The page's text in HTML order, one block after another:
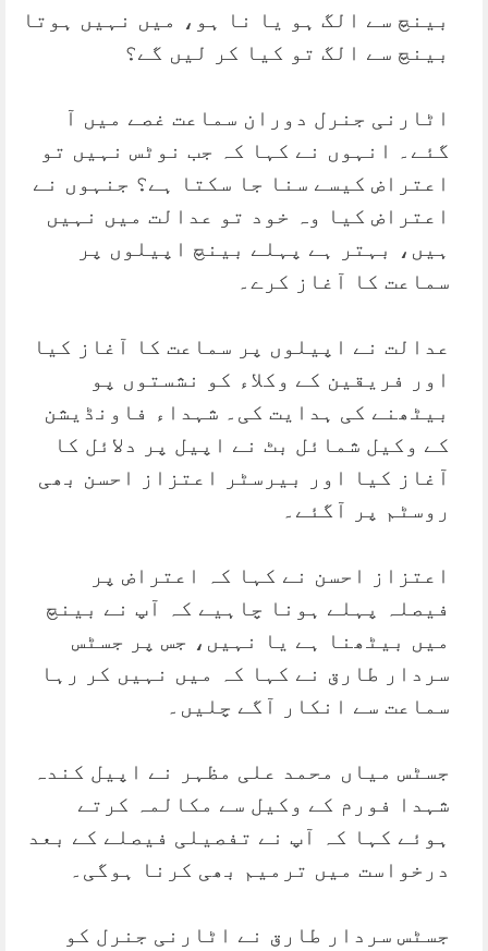
بینچ سے الگ ہو یا نا ہو، میں نہیں ہوتا
بینچ سے الگ تو کیا کر لیں گے؟
اٹارنی جنرل دوران سماعت غصے میں آ
گئے۔ انہوں نے کہا کہ جب نوٹس نہیں تو
اعتراض کیسے سنا جا سکتا ہے؟ جنہوں نے
اعتراض کیا وہ خود تو عدالت میں نہیں
ہیں، بہتر ہے پہلے بینچ اپیلوں پر
سماعت کا آغاز کرے۔
عدالت نے اپیلوں پر سماعت کا آغاز کیا
اور فریقین کے وکلاء کو نشستوں پو
بیٹھنے کی ہدایت کی۔ شہداء فاونڈیشن
کے وکیل شمائل بٹ نے اپیل پر دلائل کا
آغاز کیا اور بیرسٹر اعتزاز احسن بھی
روسٹم پر آگئے۔
اعتزاز احسن نے کہا کہ اعتراض پر
فیصلہ پہلے ہونا چاہیے کہ آپ نے بینچ
میں بیٹھنا ہے یا نہیں، جس پر جسٹس
سردار طارق نے کہا کہ میں نہیں کر رہا
سماعت سے انکار آگے چلیں۔
جسٹس میاں محمد علی مظہر نے اپیل کندہ
شہدا فورم کے وکیل سے مکالمہ کرتے
ہوئے کہا کہ آپ نے تفصیلی فیصلے کے بعد
درخواست میں ترمیم بھی کرنا ہوگی۔
جسٹس سردار طارق نے اٹارنی جنرل کو